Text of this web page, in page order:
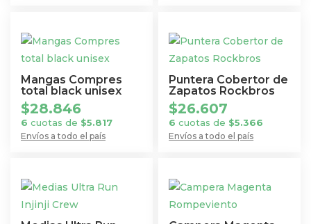
página
de
página
de
variantes.
Las
opciones
se
pueden
elegir
página
de
producto
tiene
múltiples
variantes.
Las
opciones
se
pueden
en
página
Mangas Compres
total black unisex
Envíos a todo el país
$28.846
6 cuotas de $5.817
tiene
múltiples
variantes.
Puntera Cobertor de
Zapatos Rockbros
Envíos a todo el país
$26.607
6 cuotas de $5.366
tiene
múltiples
variantes.